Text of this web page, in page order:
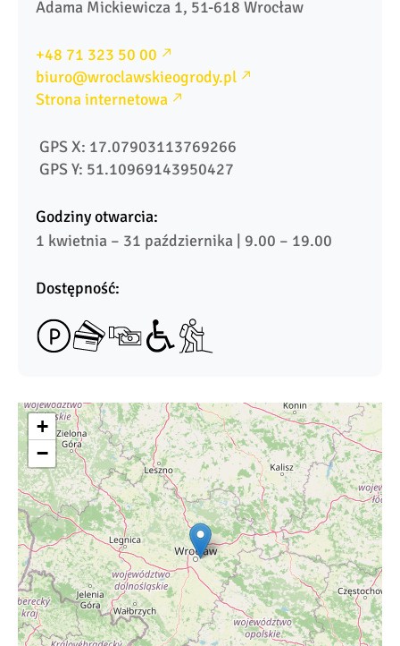
Adama Mickiewicza 1, 51-618 Wrocław
+48 71 323 50 00
biuro@wroclawskieogrody.pl
Strona internetowa
GPS X: 17.07903113769266
GPS Y: 51.10969143950427
Godziny otwarcia:
1 kwietnia – 31 października | 9.00 – 19.00
Dostępność:
+
−